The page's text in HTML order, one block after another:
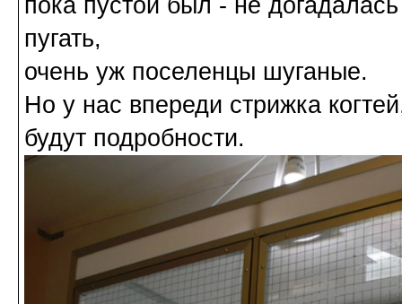
пока пустой был - не
пугать,
очень уж поселенцы шуганые.
Но у нас впереди стрижка
будут подробности.